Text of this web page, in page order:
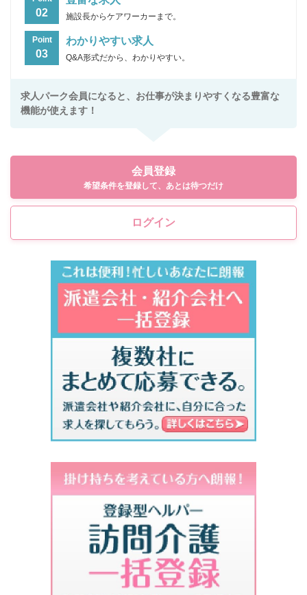
02 施設長からケアワーカーまで。
Point
03
わかりやすい求人
Q&A形式だから、わかりやすい。
求人パーク会員になると、お仕事が決まりやすくなる豊富な
機能が使えます！
会員登録
希望条件を登録して、あとは待つだけ
ログイン